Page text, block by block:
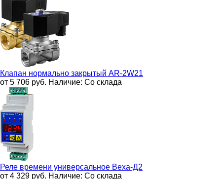
Клапан нормально закрытый AR-2W21
от 5 706 руб. Наличие: Со склада
Реле времени универсальное Веха-Д2
от 4 329 руб. Наличие: Со склада